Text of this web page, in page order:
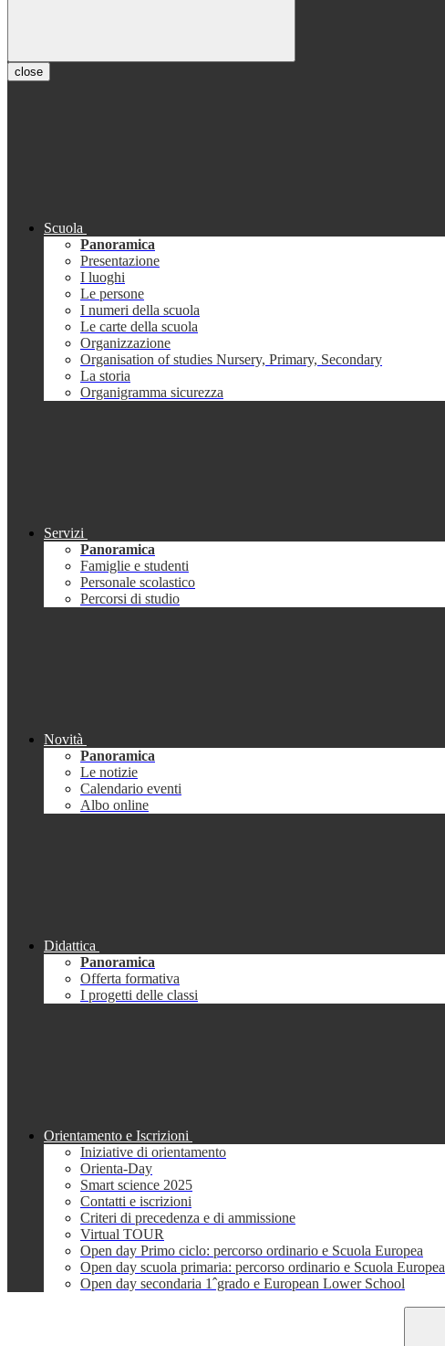
close
Scuola
Panoramica
Presentazione
I luoghi
Le persone
I numeri della scuola
Le carte della scuola
Organizzazione
Organisation of studies Nursery, Primary, Secondary
La storia
Organigramma sicurezza
Servizi
Panoramica
Famiglie e studenti
Personale scolastico
Percorsi di studio
Novità
Panoramica
Le notizie
Calendario eventi
Albo online
Didattica
Panoramica
Offerta formativa
I progetti delle classi
Orientamento e Iscrizioni
Iniziative di orientamento
Orienta-Day
Smart science 2025
Contatti e iscrizioni
Criteri di precedenza e di ammissione
Virtual TOUR
Open day Primo ciclo: percorso ordinario e Scuola Europea
Open day scuola primaria: percorso ordinario e Scuola Europea
Open day secondaria 1ˆgrado e European Lower School